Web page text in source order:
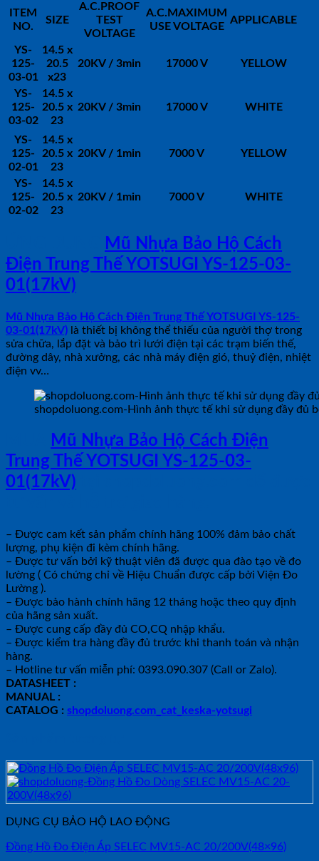
ITEM
NO.
SIZE
A.C.PROOF
TEST
VOLTAGE
A.C.MAXIMUM
USE VOLTAGE
APPLICABLE
YS-
125-
03-01
14.5 x
20.5
x23
20KV / 3min 17000 V YELLOW
YS-
125-
03-02
14.5 x
20.5 x
23
20KV / 3min 17000 V WHITE
YS-
125-
02-01
14.5 x
20.5 x
23
20KV / 1min 7000 V YELLOW
YS-
125-
02-02
14.5 x
20.5 x
23
20KV / 1min 7000 V WHITE
Mũ Nhựa Bảo Hộ Cách
Điện Trung Thế YOTSUGI YS-125-03-
01(17kV)
Mũ Nhựa Bảo Hộ Cách Điện Trung Thế YOTSUGI YS-125-
03-01(17kV) là thiết bị không thể thiếu của người thợ trong
sửa chữa, lắp đặt và bảo trì lưới điện tại các trạm biến thế,
đường dây, nhà xưởng, các nhà máy điện gió, thuỷ điện, nhiệt
điện vv…
shopdoluong.com-Hình ảnh thực tế khi sử dụng đầy đủ
Mũ Nhựa Bảo Hộ Cách Điện
Trung Thế YOTSUGI YS-125-03-
01(17kV)
– Được cam kết sản phẩm chính hãng 100% đảm bảo chất
lượng, phụ kiện đi kèm chính hãng.
– Được tư vấn bởi kỹ thuật viên đã được qua đào tạo về đo
lường ( Có chứng chỉ về Hiệu Chuẩn được cấp bởi Viện Đo
Lường ).
– Được bảo hành chính hãng 12 tháng hoặc theo quy định
của hãng sản xuất.
– Được cung cấp đầy đủ CO,CQ nhập khẩu.
– Được kiểm tra hàng đầy đủ trước khi thanh toán và nhận
hàng.
– Hotline tư vấn miễn phí: 0393.090.307 (Call or Zalo).
DATASHEET :
MANUAL :
CATALOG : shopdoluong.com_cat_keska-yotsugi
DỤNG CỤ BẢO HỘ LAO ĐỘNG
Đồng Hồ Đo Điện Áp SELEC MV15-AC 20/200V(48×96)